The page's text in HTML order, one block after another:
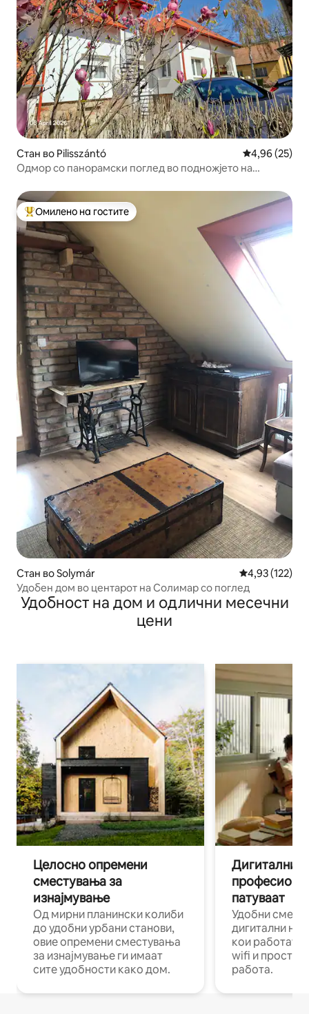
Стан во Pilisszántó Просечна
4,96 (25)
Одмор со панорамски поглед во подножјето на
Меѓу најуспешните „Омилени на гостите“
Омилено на гостите
Стан во Solymár Просечна
4,93 (122)
Удобен дом во центарот на Солимар со поглед
Удобност на дом и одлични месечни
цени
Целосно опремени
сместувања за
изнајмување
Од мирни планински колиби
до удобни урбани станови,
овие опремени сместувања
за изнајмување ги имаат
сите удобности како дом.
Дигитални
патуваат
Удобни
дигитални
кои работат
wifi и
работа.